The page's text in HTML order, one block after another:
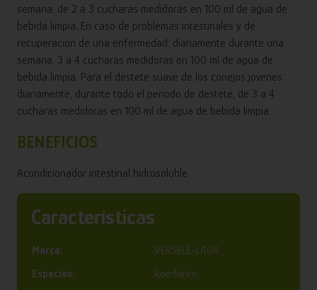
semana, de 2 a 3 cucharas medidoras en 100 ml de agua de
bebida limpia. En caso de problemas intestinales y de
recuperación de una enfermedad: diariamente durante una
semana, 3 a 4 cucharas medidoras en 100 ml de agua de
bebida limpia. Para el destete suave de los conejos jóvenes:
diariamente, durante todo el período de destete, de 3 a 4
cucharas medidoras en 100 ml de agua de bebida limpia.
BENEFICIOS
Acondicionador intestinal hidrosoluble
Características
Marca:
VERSELE-LAGA
Especies:
Roedores